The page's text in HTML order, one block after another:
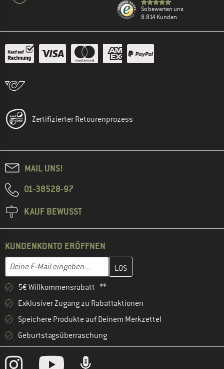
So bewerten uns
8.814 Kunden
Zertifizierter Retourenprozess
MAIL UNS!
01-38528-97
KAUF BEWUSST
KUNDENKONTO ERÖFFNEN
E-Mail-Adresse
Gib hier deine E-Mail-Adresse ein und erstelle im nächsten
5€ Willkommensrabatt **
Exklusiver Zugang zu Rabattaktionen
Speichere Produkte auf Deinem Merkzettel
Geburtstagsüberraschung